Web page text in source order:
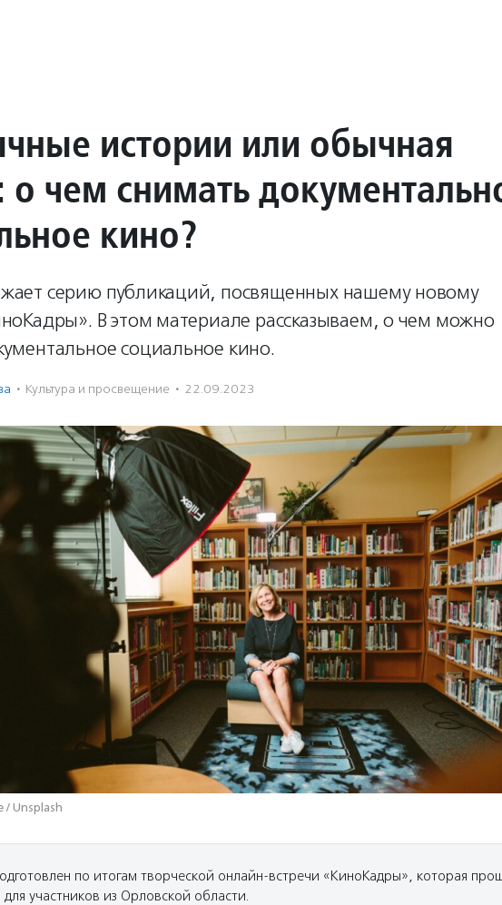
истории или обычная
о чем снимать
кино?
серию публикаций, посвященных нашему новому
В этом материале рассказываем, о чем можно
социальное кино.
· Культура и просвещение · 22.09.2023
/ Unsplash
по итогам творческой онлайн-встречи «КиноКадры», которая
для участников из Орловской области.